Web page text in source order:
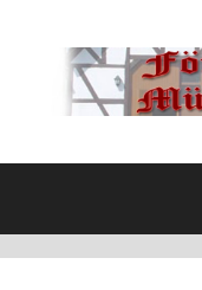
springen